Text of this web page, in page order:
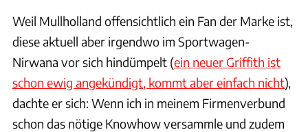
Weil Mullholland offensichtlich ein Fan der Marke ist,
diese aktuell aber irgendwo im Sportwagen-
Nirwana vor sich hindümpelt (ein neuer Griffith ist
schon ewig angekündigt, kommt aber einfach nicht),
dachte er sich: Wenn ich in meinem Firmenverbund
schon das nötige Knowhow versammle und zudem